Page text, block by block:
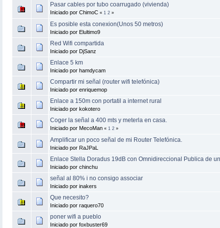
Pasar cables por tubo coarrugado (vivienda)
Iniciado por ChimoC « 1 2»
Es posible esta conexion(Unos 50 metros)
Iniciado por Elultimo9
Red Wifi compartida
Iniciado por DjSanz
Enlace 5 km
Iniciado por hamdycam
Compartir mi señal (router wifi telefónica)
Iniciado por enriquemop
Enlace a 150m con portatil a internet rural
Iniciado por kokotero
Coger la señal a 400 mts y meterla en casa.
Iniciado por MecoMan « 1 2»
Amplificar un poco señal de mi Router Telefónica.
Iniciado por RaJPaL
Enlace Stella Doradus 19dB con Omnidireccional Publica de
Iniciado por chinchu
señal al 80% i no consigo associar
Iniciado por inakers
Que necesito?
Iniciado por raquero70
poner wifi a pueblo
Iniciado por foxbuster69